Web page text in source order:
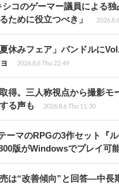
コのゲーマー議員による
ために役立つべき」
休みフェア」バンドルに
2026.8.6 Thu 22:49
得。三人称視点から撮影
る声も
2026.8.6 Thu 11:30
ーマのRPGの3作セット『
版がWindowsでプレイ可
は“改善傾向”と回答―中長